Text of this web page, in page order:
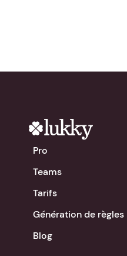
Pro
Teams
Tarifs
Génération de règles
Blog